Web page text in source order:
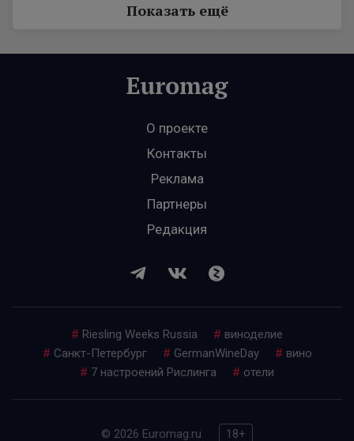
Показать ещё
О проекте
Контакты
Реклама
Партнеры
Редакция
# Riesling Weeks Russia # виноделие
# Санкт-Петербург # GermanWineDay # вино
# 7 настроений Рислинга # отели
© 2026 Euromag.ru 18+